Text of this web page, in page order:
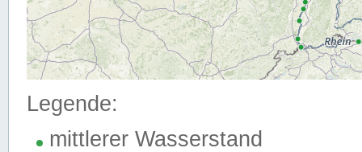
Legende:
mittlerer Wasserstand